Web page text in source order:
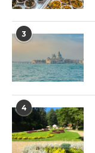
3
4